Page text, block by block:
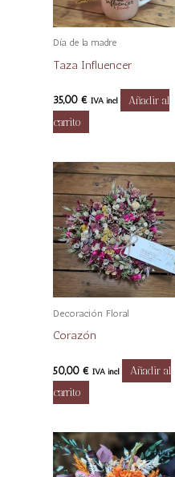
Día de la madre
Taza Influencer
35,00€ IVA incl
Añadir al
carrito
Decoración Floral
Corazón
50,00€ IVA incl
Añadir al
carrito